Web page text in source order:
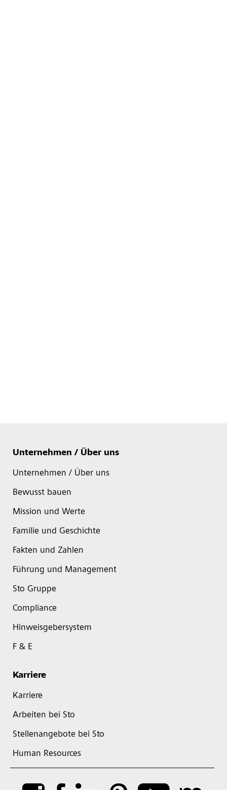
Unternehmen / Über uns
Unternehmen / Über uns
Bewusst bauen
Mission und Werte
Familie und Geschichte
Fakten und Zahlen
Führung und Management
Sto Gruppe
Compliance
Hinweisgebersystem
F & E
Karriere
Karriere
Arbeiten bei Sto
Stellenangebote bei Sto
Human Resources